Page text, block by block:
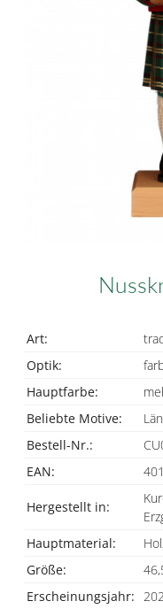
Art:
Optik:
Hauptfarbe:
Beliebte Motive:
Bestell-Nr.:
EAN:
Hergestellt in:
Hauptmaterial:
Größe:
Erscheinungsjahr: